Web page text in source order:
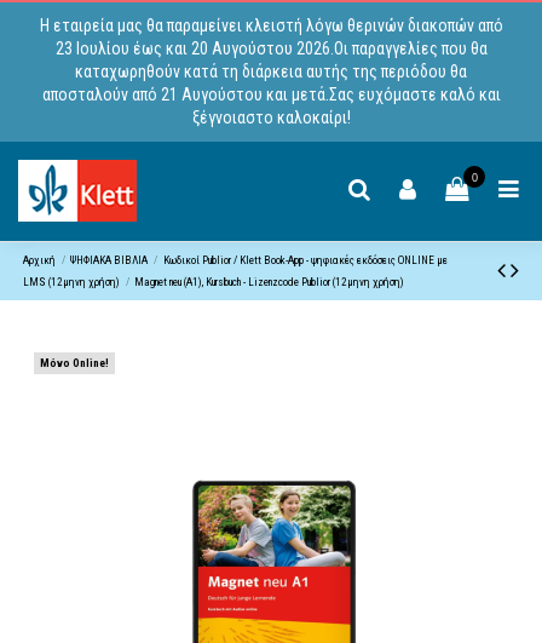
Η εταιρεία μας θα παραμείνει κλειστή λόγω θερινών διακοπών από
23 Ιουλίου έως και 20 Αυγούστου 2026.Οι παραγγελίες που θα
καταχωρηθούν κατά τη διάρκεια αυτής της περιόδου θα
αποσταλούν από 21 Αυγούστου και μετά.Σας ευχόμαστε καλό και
ξέγνοιαστο καλοκαίρι!
0
Αρχική ΨΗΦΙΑΚΑ ΒΙΒΛΙΑ
Κωδικoί Publior / Klett Book-App - ψηφιακές εκδόσεις ONLINE με
LMS (12μηνη χρήση)
Magnet neu (A1), Kursbuch - Lizenzcode Publior (12μηνη χρήση)
Μόνο Online!